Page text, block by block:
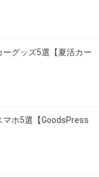
グッズ5選【夏活カー
マホ5選【GoodsPress